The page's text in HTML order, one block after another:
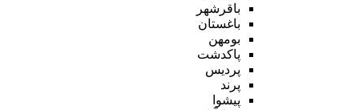
باقرشهر
باغستان
بومهن
پاکدشت
پردیس
پرند
پیشوا